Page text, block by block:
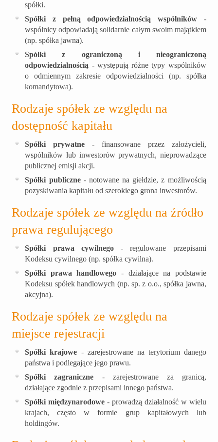
spółki.
Spółki z pełną odpowiedzialnością wspólników-
wspólnicy odpowiadają solidarnie całym swoim majątkiem
(np. spółka jawna).
Spółki z ograniczoną i nieograniczoną
odpowiedzialnością - występują różne typy wspólników
o odmiennym zakresie odpowiedzialności (np. spółka
komandytowa).
Rodzaje spółek ze względu na
dostępność kapitału
Spółki prywatne - finansowane przez założycieli,
wspólników lub inwestorów prywatnych, nieprowadzące
publicznej emisji akcji.
Spółki publiczne- notowane na giełdzie, z możliwością
pozyskiwania kapitału od szerokiego grona inwestorów.
Rodzaje spółek ze względu na źródło
prawa regulującego
Spółki prawa cywilnego- regulowane przepisami
Kodeksu cywilnego (np. spółka cywilna).
Spółki prawa handlowego - działające na podstawie
Kodeksu spółek handlowych (np. sp. z o.o., spółka jawna,
akcyjna).
Rodzaje spółek ze względu na
miejsce rejestracji
Spółki krajowe - zarejestrowane na terytorium danego
państwa i podlegające jego prawu.
Spółki zagraniczne - zarejestrowane za granicą,
działające zgodnie z przepisami innego państwa.
Spółki międzynarodowe - prowadzą działalność w wielu
krajach, często w formie grup kapitałowych lub
holdingów.